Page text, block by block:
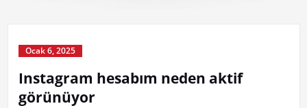
Ocak 6, 2025
Instagram hesabım neden aktif
görünüyor